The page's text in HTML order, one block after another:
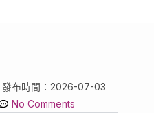
發布時間：2026-07-03
No Comments